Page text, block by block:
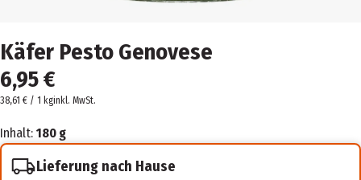
Käfer Pesto Genovese
6,95 €
38,61 € / 1 kginkl. MwSt.
Inhalt: 180 g
Lieferung nach Hause